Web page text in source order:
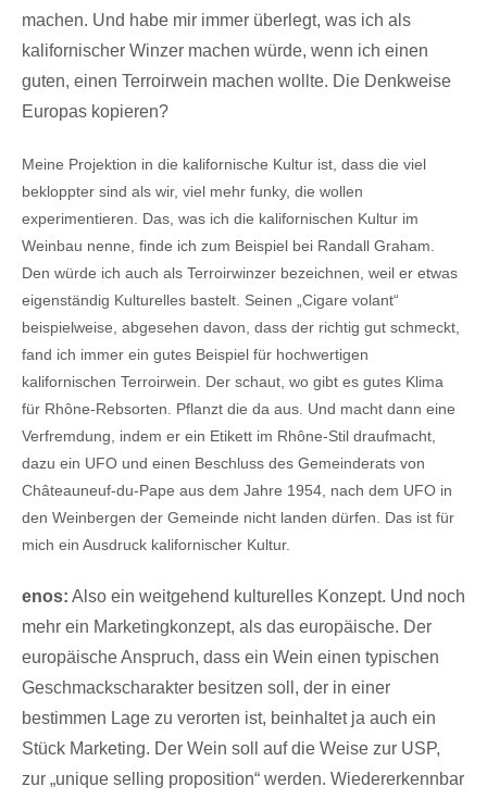
machen. Und habe mir immer überlegt, was ich als
kalifornischer Winzer machen würde, wenn ich einen
guten, einen Terroirwein machen wollte. Die Denkweise
Europas kopieren?
Meine Projektion in die kalifornische Kultur ist, dass die viel
bekloppter sind als wir, viel mehr funky, die wollen
experimentieren. Das, was ich die kalifornischen Kultur im
Weinbau nenne, finde ich zum Beispiel bei Randall Graham.
Den würde ich auch als Terroirwinzer bezeichnen, weil er etwas
eigenständig Kulturelles bastelt. Seinen „Cigare volant“
beispielweise, abgesehen davon, dass der richtig gut schmeckt,
fand ich immer ein gutes Beispiel für hochwertigen
kalifornischen Terroirwein. Der schaut, wo gibt es gutes Klima
für Rhône-Rebsorten. Pflanzt die da aus. Und macht dann eine
Verfremdung, indem er ein Etikett im Rhône-Stil draufmacht,
dazu ein UFO und einen Beschluss des Gemeinderats von
Châteauneuf-du-Pape aus dem Jahre 1954, nach dem UFO in
den Weinbergen der Gemeinde nicht landen dürfen. Das ist für
mich ein Ausdruck kalifornischer Kultur.
enos: Also ein weitgehend kulturelles Konzept. Und noch
mehr ein Marketingkonzept, als das europäische. Der
europäische Anspruch, dass ein Wein einen typischen
Geschmackscharakter besitzen soll, der in einer
bestimmen Lage zu verorten ist, beinhaltet ja auch ein
Stück Marketing. Der Wein soll auf die Weise zur USP,
zur „unique selling proposition“ werden. Wiedererkennbar